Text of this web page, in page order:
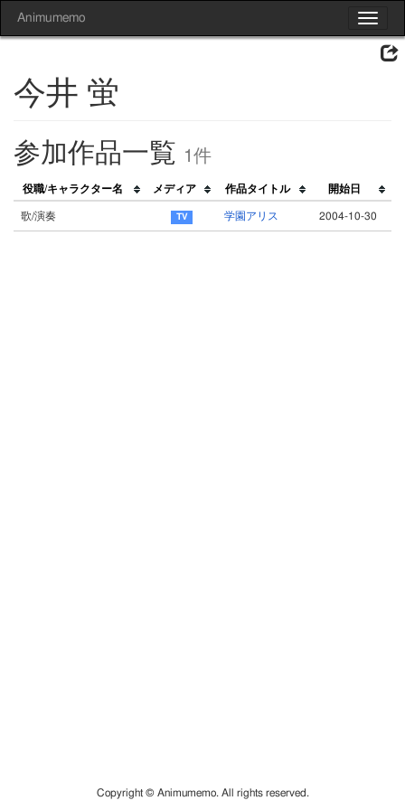
Toggle
Animumemo
今井 蛍
参加作品一覧 1件
役職/キャラクター名 メディア 作品タイトル 開始日
歌/演奏 学園アリス 2004-10-30
Copyright © Animumemo. All rights reserved.